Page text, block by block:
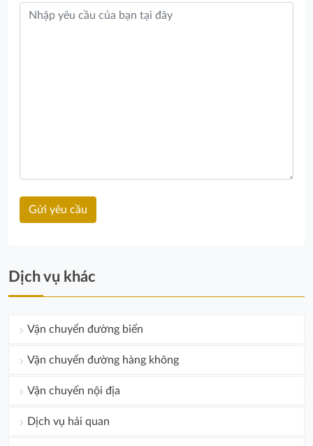
Dịch vụ khác
Vận chuyển đường biển
Vận chuyển đường hàng không
Vận chuyển nội địa
Dịch vụ hải quan